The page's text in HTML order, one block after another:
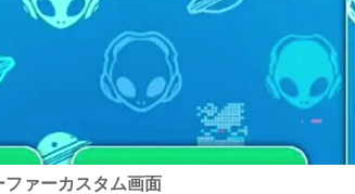
ァーカスタム画面